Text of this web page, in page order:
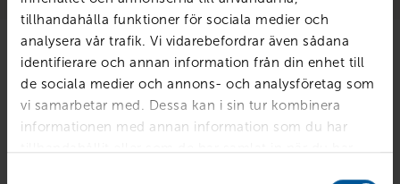
tillhandahålla funktioner för sociala medier och
analysera vår trafik. Vi vidarebefordrar även sådana
identifierare och annan information från din enhet till
de sociala medier och annons- och analysföretag som
vi samarbetar med. Dessa kan i sin tur kombinera
informationen med annan information som du har
tillhandahållit eller som de har samlat in när du har
Populära produkter
Inga produkter hittades i denna kategori.